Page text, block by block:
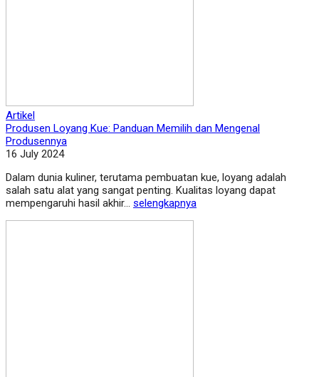
Artikel
Produsen Loyang Kue: Panduan Memilih dan Mengenal
Produsennya
16 July 2024
Dalam dunia kuliner, terutama pembuatan kue, loyang adalah
salah satu alat yang sangat penting. Kualitas loyang dapat
mempengaruhi hasil akhir... selengkapnya